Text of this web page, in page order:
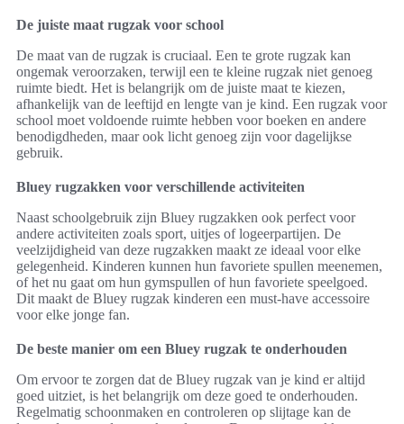
De juiste maat rugzak voor school
De maat van de rugzak is cruciaal. Een te grote rugzak kan
ongemak veroorzaken, terwijl een te kleine rugzak niet genoeg
ruimte biedt. Het is belangrijk om de juiste maat te kiezen,
afhankelijk van de leeftijd en lengte van je kind. Een rugzak voor
school moet voldoende ruimte hebben voor boeken en andere
benodigdheden, maar ook licht genoeg zijn voor dagelijkse
gebruik.
Bluey rugzakken voor verschillende activiteiten
Naast schoolgebruik zijn Bluey rugzakken ook perfect voor
andere activiteiten zoals sport, uitjes of logeerpartijen. De
veelzijdigheid van deze rugzakken maakt ze ideaal voor elke
gelegenheid. Kinderen kunnen hun favoriete spullen meenemen,
of het nu gaat om hun gymspullen of hun favoriete speelgoed.
Dit maakt de Bluey rugzak kinderen een must-have accessoire
voor elke jonge fan.
De beste manier om een Bluey rugzak te onderhouden
Om ervoor te zorgen dat de Bluey rugzak van je kind er altijd
goed uitziet, is het belangrijk om deze goed te onderhouden.
Regelmatig schoonmaken en controleren op slijtage kan de